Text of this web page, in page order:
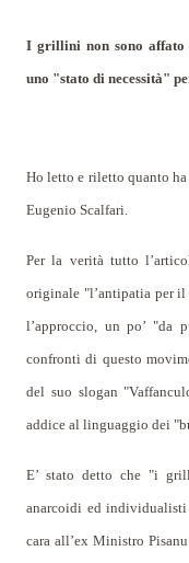
I grillini non sono affato
uno "stato di necessità"
Ho letto e riletto quanto
Eugenio Scalfari.
Per la verità tutto
originale "l’antipatia per il
l’approccio, un po’ "da
confronti di questo
del suo slogan
addice al linguaggio dei
E’ stato detto che "i
anarcoidi ed individualisti
cara all’ex Ministro